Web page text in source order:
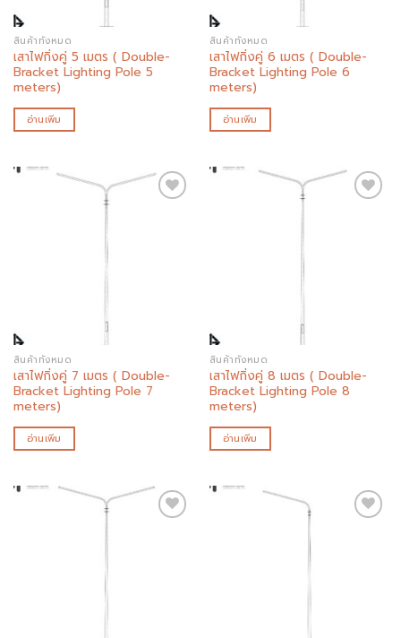
สินค้าทั้งหมด
เสาไฟกิ่งคู่ 5 เมตร ( Double-
Bracket Lighting Pole 5
meters)
อ่านเพิ่ม
สินค้าทั้งหมด
เสาไฟกิ่งคู่ 6 เมตร ( Double-
Bracket Lighting Pole 6
meters)
อ่านเพิ่ม
สินค้าทั้งหมด
เสาไฟกิ่งคู่ 7 เมตร ( Double-
Bracket Lighting Pole 7
meters)
อ่านเพิ่ม
สินค้าทั้งหมด
เสาไฟกิ่งคู่ 8 เมตร ( Double-
Bracket Lighting Pole 8
meters)
อ่านเพิ่ม